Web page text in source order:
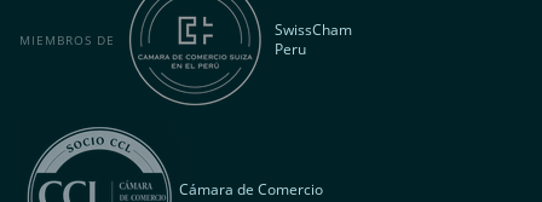
MIEMBROS DE
SwissCham
Peru
Cámara de Comercio